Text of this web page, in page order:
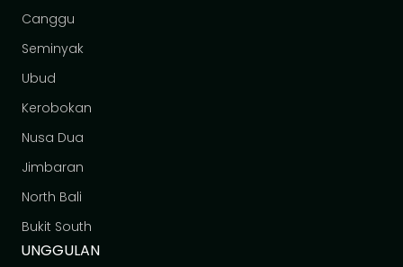
Canggu
Seminyak
Ubud
Kerobokan
Nusa Dua
Jimbaran
North Bali
Bukit South
UNGGULAN